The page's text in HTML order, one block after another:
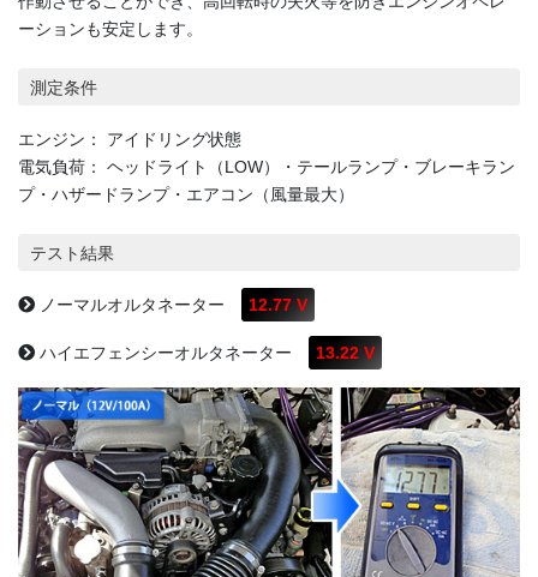
ーションも安定します。
測定条件
エンジン： アイドリング状態
電気負荷： ヘッドライト（LOW）・テールランプ・ブレーキラン
プ・ハザードランプ・エアコン（風量最大）
テスト結果
ノーマルオルタネーター 12.77 V
ハイエフェンシーオルタネーター 13.22 V